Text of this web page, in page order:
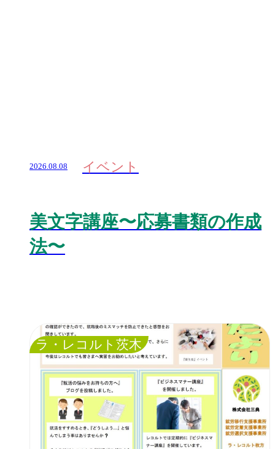
2026.08.08 イベント
美文字講座〜応募書類の作成
法〜
ラ・レコルト茨木